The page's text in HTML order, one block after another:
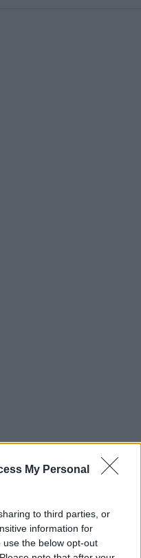
My Personal
to third parties, or
information for
the below opt-out